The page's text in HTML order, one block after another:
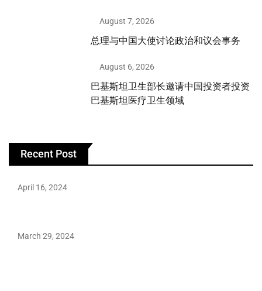
August 7, 2026
总理与中国大使讨论政治和议会事务
August 6, 2026
巴基斯坦卫生部长邀请中国投资者投资
巴基斯坦医疗卫生领域
Recent Post
April 16, 2024
March 29, 2024